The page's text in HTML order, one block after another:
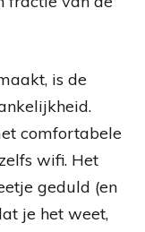
is de
comfortabele
wifi. Het
geduld (en
je het weet,